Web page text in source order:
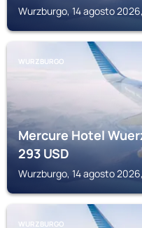
Wurzburgo, 14 agosto
WURZBURGO
Mercure Hotel
293USD
Wurzburgo, 14 agosto
WURZBURGO